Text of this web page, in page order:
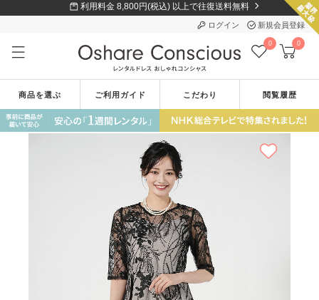
利用料金 8,800円(税込) 以上で往復送料無料
ログイン 新規会員登録
0 0
商品を選ぶ ご利用ガイド こだわり 閲覧履歴